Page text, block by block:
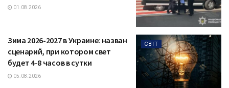
01.08.2026
СВІТ
Зима 2026-2027 в Украине: назван
сценарий, при котором свет
будет 4-8 часов в сутки
05.08.2026